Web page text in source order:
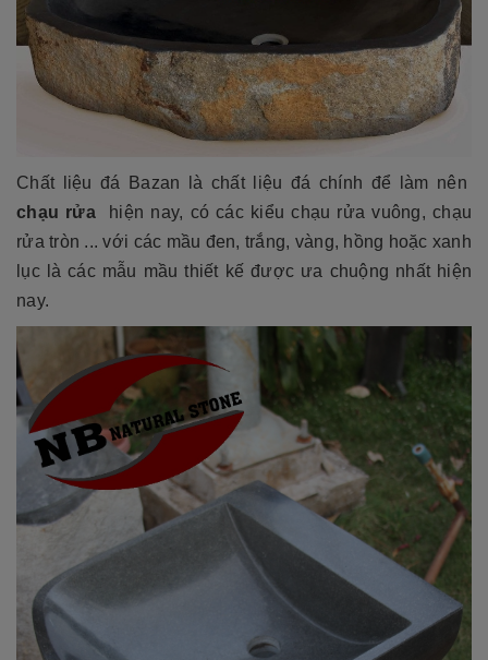
Chất liệu đá Bazan là chất liệu đá chính để làm nên
chạu rửa
hiện nay, có các kiểu chạu rửa vuông, chạu
rửa tròn ... với các mầu đen, trắng, vàng, hồng hoặc xanh
lục là các mẫu mầu thiết kế được ưa chuộng nhất hiện
nay.